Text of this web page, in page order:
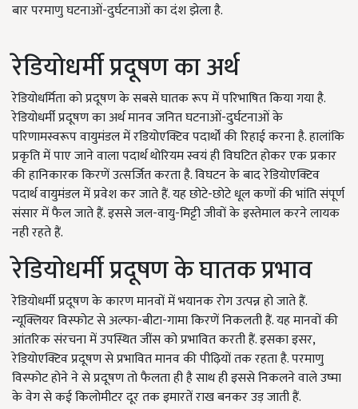
बार परमाणु घटनाओं-दुर्घटनाओं का दंश झेला है.
रेडियोधर्मी प्रदूषण का अर्थ
रेडियोधर्मिता को प्रदूषण के सबसे घातक रूप में परिभाषित किया गया है.
रेडियोधर्मी प्रदूषण का अर्थ मानव जनित घटनाओं-दुर्घटनाओं के
परिणामस्वरूप वायुमंडल में रडियोएक्टिव पदार्थों की रिहाई करना है. हालांकि
प्रकृति में पाए जाने वाला पदार्थ थोरियम स्वयं ही विघटित होकर एक प्रकार
की हानिकारक किरणें उत्सर्जित करता है. विघटन के बाद रेडियोएक्टिव
पदार्थ वायुमंडल में प्रवेश कर जाते हैं. यह छोटे-छोटे धूल कणों की भांति संपूर्ण
संसार में फैल जाते हैं. इससे जल-वायु-मिट्टी जीवों के इस्तेमाल करने लायक
नही रहते हैं.
रेडियोधर्मी प्रदूषण के घातक प्रभाव
रेडियोधर्मी प्रदूषण के कारण मानवों में भयानक रोग उत्पन्न हो जाते हैं.
न्यूक्लियर विस्फोट से अल्फा-बीटा-गामा किरणें निकलती हैं. यह मानवों की
आंतरिक संरचना में उपस्थित जींस को प्रभावित करती हैं. इसका इसर,
रेडियोएक्टिव प्रदूषण से प्रभावित मानव की पीढ़ियों तक रहता है. परमाणु
विस्फोट होने ने से प्रदूषण तो फैलता ही है साथ ही इससे निकलने वाले उष्मा
के वेग से कई किलोमीटर दूर तक इमारतें राख बनकर उड़ जाती हैं.